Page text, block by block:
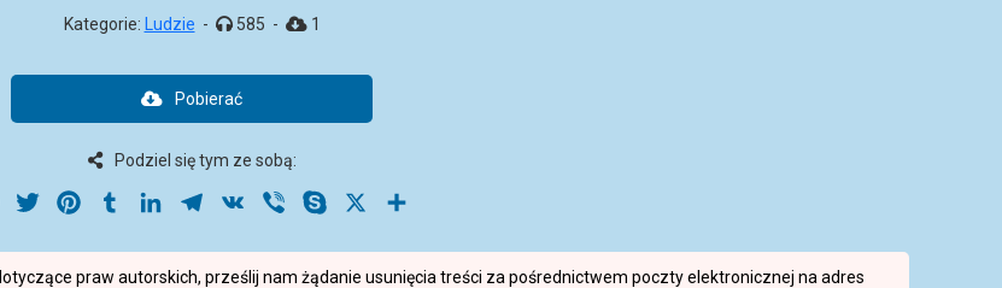
Kategorie: Ludzie - 585 - 1
Pobierać
Podziel się tym ze sobą:
Facebook
Twitter PinterestTumblrLinkedInTelegram
VK Viber Skype
praw autorskich, prześlij nam żądanie usunięcia treści za pośrednictwem poczty elektronicznej na adres